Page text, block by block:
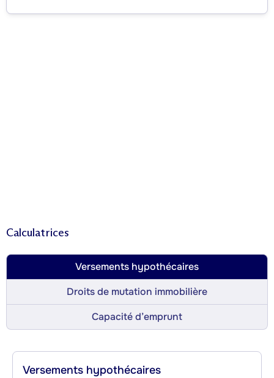
Calculatrices
Versements hypothécaires
Droits de mutation immobilière
Capacité d’emprunt
Versements hypothécaires